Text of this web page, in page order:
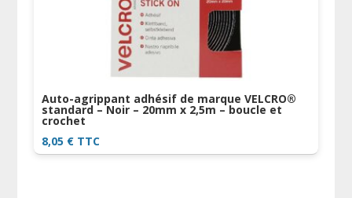
Auto-agrippant adhésif de marque VELCRO®
standard – Noir – 20mm x 2,5m – boucle et
crochet
8,05 € TTC